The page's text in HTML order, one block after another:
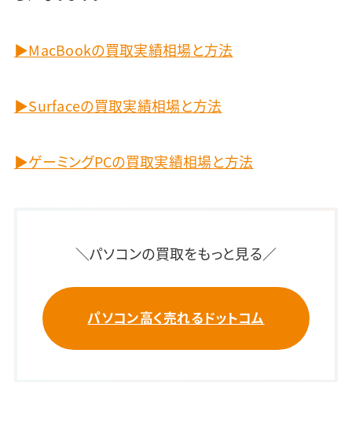
▶MacBookの買取実績相場と方法
▶Surfaceの買取実績相場と方法
▶ゲーミングPCの買取実績相場と方法
＼パソコンの買取をもっと見る／
パソコン高く売れるドットコム